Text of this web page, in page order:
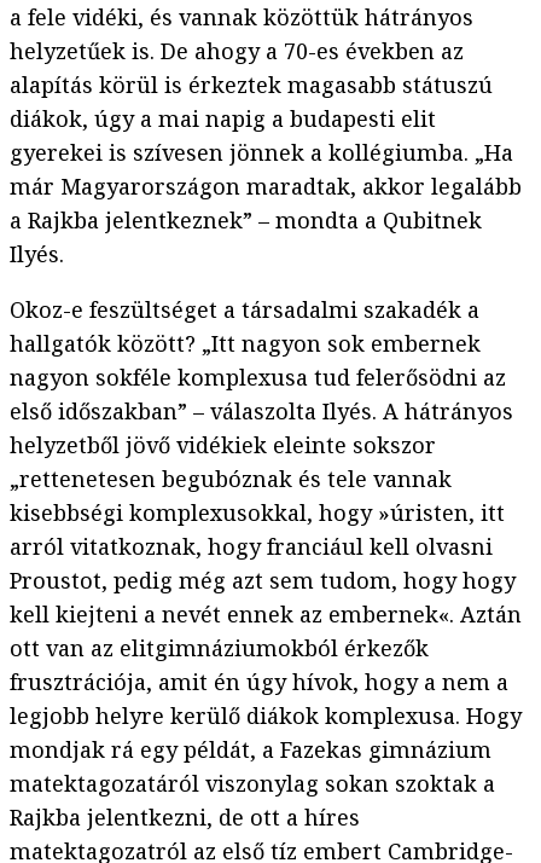
a fele vidéki, és vannak közöttük hátrányos
helyzetűek is. De ahogy a 70-es években az
alapítás körül is érkeztek magasabb státuszú
diákok, úgy a mai napig a budapesti elit
gyerekei is szívesen jönnek a kollégiumba. „Ha
már Magyarországon maradtak, akkor legalább
a Rajkba jelentkeznek” – mondta a Qubitnek
Ilyés.
Okoz-e feszültséget a társadalmi szakadék a
hallgatók között? „Itt nagyon sok embernek
nagyon sokféle komplexusa tud felerősödni az
első időszakban” – válaszolta Ilyés. A hátrányos
helyzetből jövő vidékiek eleinte sokszor
„rettenetesen begubóznak és tele vannak
kisebbségi komplexusokkal, hogy »úristen, itt
arról vitatkoznak, hogy franciául kell olvasni
Proustot, pedig még azt sem tudom, hogy hogy
kell kiejteni a nevét ennek az embernek«. Aztán
ott van az elitgimnáziumokból érkezők
frusztrációja, amit én úgy hívok, hogy a nem a
legjobb helyre kerülő diákok komplexusa. Hogy
mondjak rá egy példát, a Fazekas gimnázium
matektagozatáról viszonylag sokan szoktak a
Rajkba jelentkezni, de ott a híres
matektagozatról az első tíz embert Cambridge-